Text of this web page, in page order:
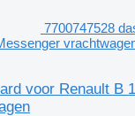
7700747528
voor Renault B